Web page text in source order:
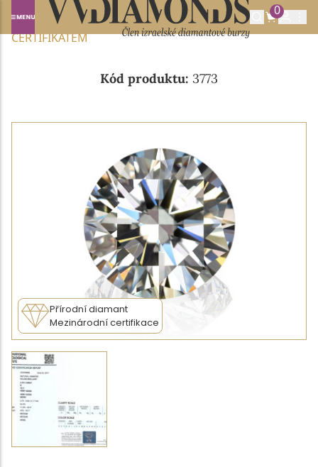
0
Domů NABÍDKA DIAMANTŮ
0.191CT E/VS1 S IGI
CERTIFIKÁTEM
Kód produktu: 3773
Přírodní diamant
Mezinárodní certifikace